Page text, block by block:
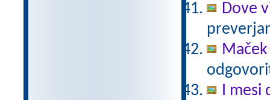
Dove
I mesi